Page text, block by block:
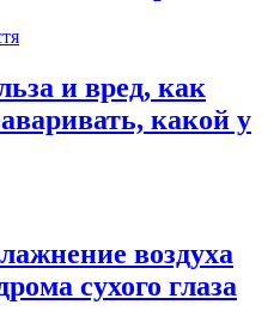
и вред, как
какой у
воздуха
сухого глаза